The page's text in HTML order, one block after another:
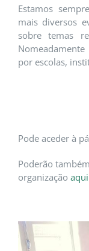
Estamos
mais diversos
sobre temas
por escolas,
Pode aceder à
Poderão
organização aqui